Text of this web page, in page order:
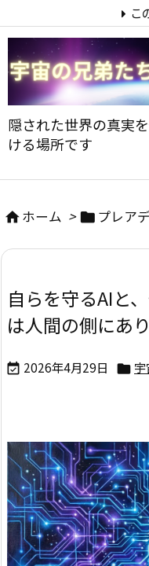
隠された世界の真実
ける場所です
こ
ホーム >  プレア
自らを守るAIと
は人間の側にあ
 2026年4月29日  宇